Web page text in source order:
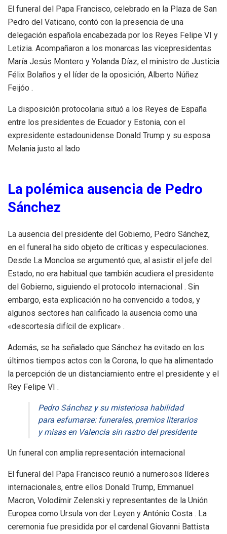
El funeral del Papa Francisco, celebrado en la Plaza de San
Pedro del Vaticano, contó con la presencia de una
delegación española encabezada por los Reyes Felipe VI y
Letizia. Acompañaron a los monarcas las vicepresidentas
María Jesús Montero y Yolanda Díaz, el ministro de Justicia
Félix Bolaños y el líder de la oposición, Alberto Núñez
Feijóo .​
La disposición protocolaria situó a los Reyes de España
entre los presidentes de Ecuador y Estonia, con el
expresidente estadounidense Donald Trump y su esposa
Melania justo al lado
La polémica ausencia de Pedro
Sánchez
La ausencia del presidente del Gobierno, Pedro Sánchez,
en el funeral ha sido objeto de críticas y especulaciones.
Desde La Moncloa se argumentó que, al asistir el jefe del
Estado, no era habitual que también acudiera el presidente
del Gobierno, siguiendo el protocolo internacional . Sin
embargo, esta explicación no ha convencido a todos, y
algunos sectores han calificado la ausencia como una
«descortesía difícil de explicar» .
Además, se ha señalado que Sánchez ha evitado en los
últimos tiempos actos con la Corona, lo que ha alimentado
la percepción de un distanciamiento entre el presidente y el
Rey Felipe VI .
Pedro Sánchez y su misteriosa habilidad
para esfumarse: funerales, premios literarios
y misas en Valencia sin rastro del presidente
Un funeral con amplia representación internacional
El funeral del Papa Francisco reunió a numerosos líderes
internacionales, entre ellos Donald Trump, Emmanuel
Macron, Volodímir Zelenski y representantes de la Unión
Europea como Ursula von der Leyen y António Costa . La
ceremonia fue presidida por el cardenal Giovanni Battista